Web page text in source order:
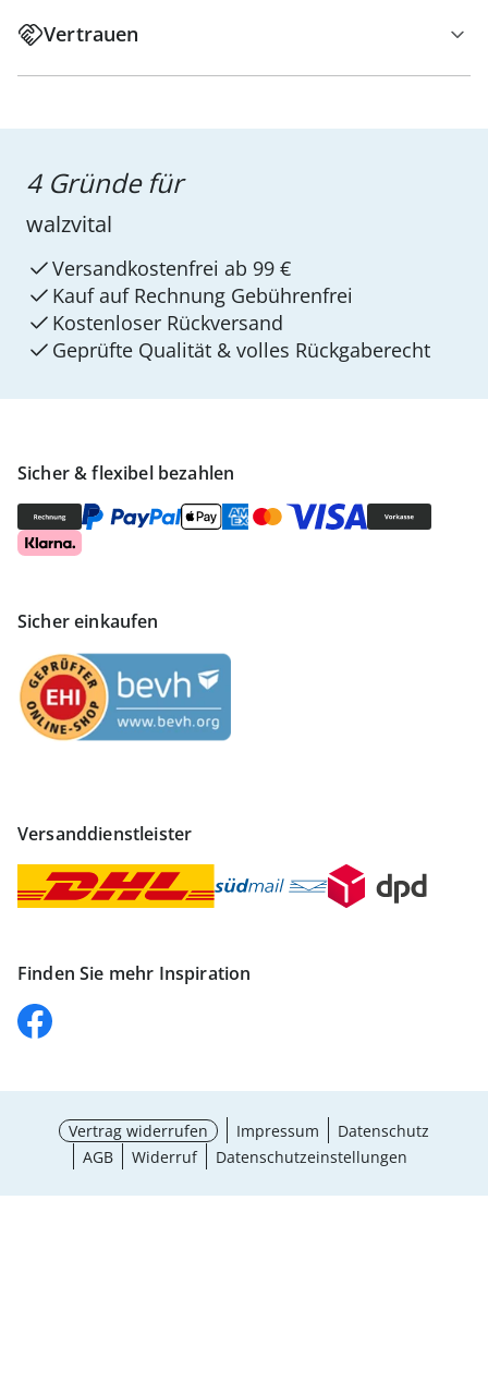
Vertrauen
Sicher & flexibel bezahlen
Sicher einkaufen
Versanddienstleister
Finden Sie mehr Inspiration
4 Gründe für
walzvital
Versandkostenfrei ab 99 €
Kauf auf Rechnung Gebührenfrei
Kostenloser Rückversand
Geprüfte Qualität & volles Rückgaberecht
Vertrag widerrufen Impressum
Datenschutz
AGB
Widerruf Datenschutzeinstellungen